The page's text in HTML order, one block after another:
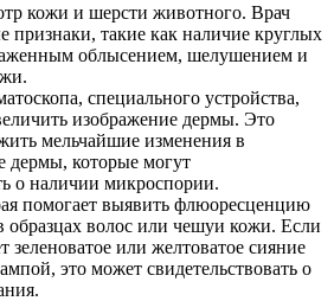
кожи и шерсти животного. Врач
признаки, такие как наличие круглых
облысением, шелушением и
специального устройства,
изображение дермы. Это
мельчайшие изменения в
дермы, которые могут
о наличии микроспории.
помогает выявить флюоресценцию
образцах волос или чешуи кожи. Если
зеленоватое или желтоватое сияние
это может свидетельствовать о